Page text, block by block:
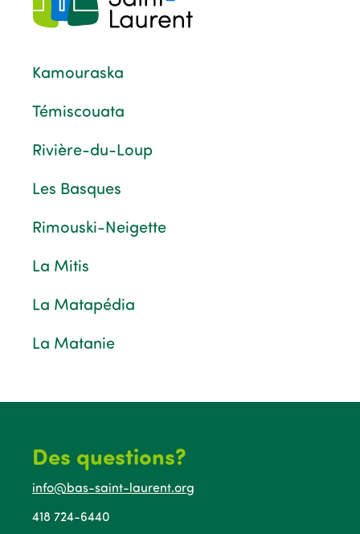
Kamouraska
Témiscouata
Rivière-du-Loup
Les Basques
Rimouski-Neigette
La Mitis
La Matapédia
La Matanie
Des questions?
info@bas-saint-laurent.org
418 724-6440